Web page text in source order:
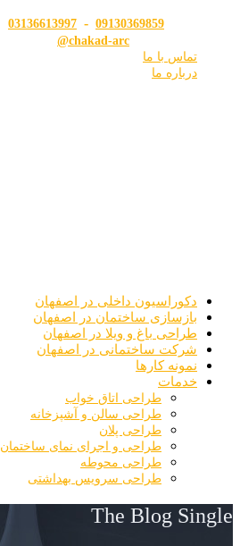
09130369859
-
03136613997
chakad-arc@
تماس با ما
درباره ما
دکوراسیون داخلی در اصفهان
بازسازی ساختمان در اصفهان
طراحی باغ و ویلا در اصفهان
شرکت ساختمانی در اصفهان
نمونه کارها
خدمات
طراحی اتاق خواب
طراحی سالن و آشپزخانه
طراحی پلان
طراحی و اجرای نمای ساختمان
طراحی محوطه
طراحی سرویس بهداشتی
The Blog Single